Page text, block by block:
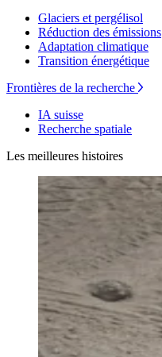
Glaciers et pergélisol
Réduction des émissions
Adaptation climatique
Transition énergétique
Frontières de la recherche
IA suisse
Recherche spatiale
Les meilleures histoires